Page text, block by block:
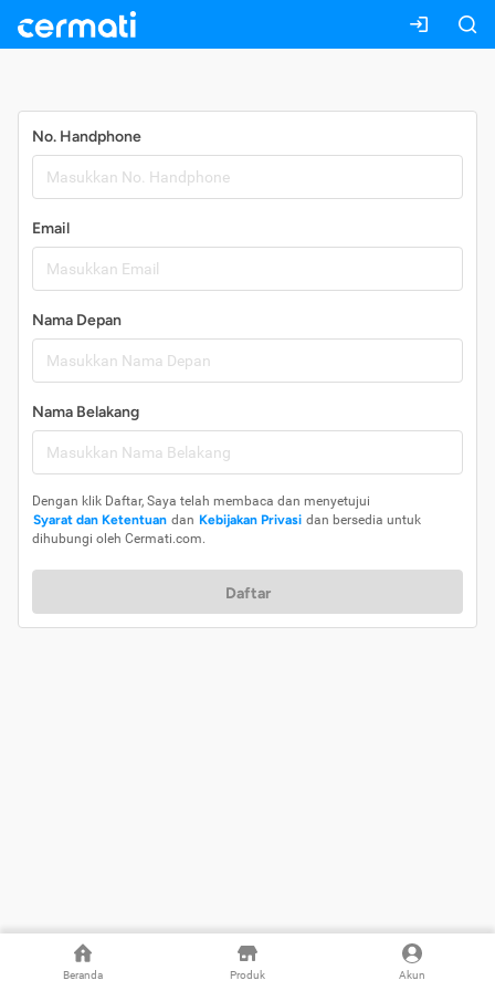
Beranda Produk Akun
No. Handphone
Email
Nama Depan
Nama Belakang
Dengan klik Daftar, Saya telah membaca dan menyetujui
Syarat dan Ketentuan dan Kebijakan Privasi dan bersedia untuk
dihubungi oleh Cermati.com.
Daftar